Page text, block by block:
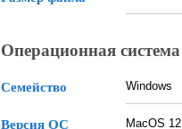
Операционная система
Семейство Windows
Версия ОС
MacOS 12